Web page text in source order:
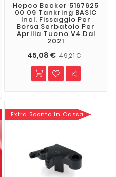
Hepco Becker 5167625
00 09 Tankring BASIC
Incl. Fissaggio Per
Borsa Serbatoio Per
Aprilia Tuono V4 Dal
2021
45,08 € 49,21 €
Extra Sconto In Cassa